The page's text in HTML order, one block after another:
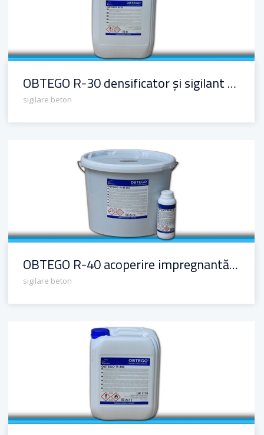
OBTEGO R-30 densificator și sigilant pentru beton
sigilare beton
OBTEGO R-40 acoperire impregnantă colorată pentru beton
sigilare beton